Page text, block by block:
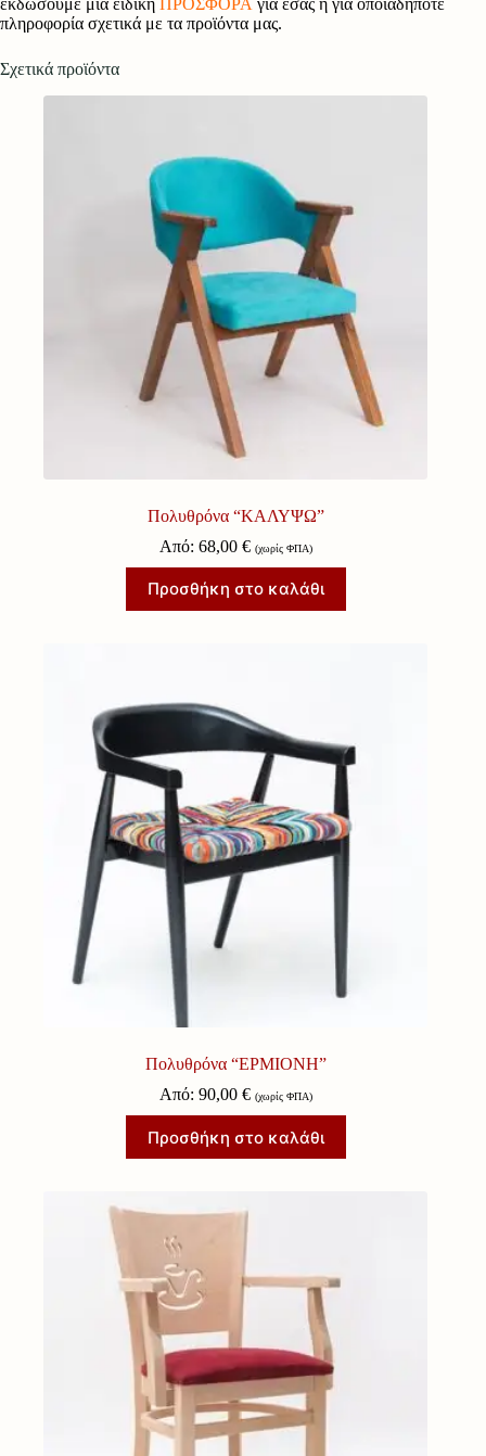
πληροφορία σχετικά με τα προϊόντα μας.
Σχετικά προϊόντα
Πολυθρόνα “ΚΑΛΥΨΩ”
Από: 68,00 € (χωρίς ΦΠΑ)
Προσθήκη στο καλάθι
Πολυθρόνα “ΕΡΜΙΟΝΗ”
Από: 90,00 € (χωρίς ΦΠΑ)
Προσθήκη στο καλάθι